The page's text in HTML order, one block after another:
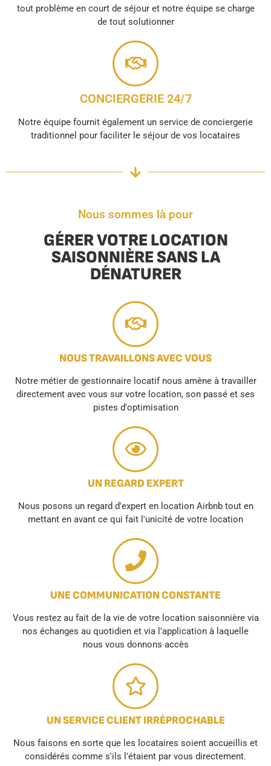
tout problème en court de séjour et notre équipe se charge
de tout solutionner
CONCIERGERIE 24/7
Notre équipe fournit également un service de conciergerie
traditionnel pour faciliter le séjour de vos locataires
Nous sommes là pour
GÉRER VOTRE LOCATION
SAISONNIÈRE SANS LA
DÉNATURER
NOUS TRAVAILLONS AVEC VOUS
Notre métier de gestionnaire locatif nous amène à travailler
directement avec vous sur votre location, son passé et ses
pistes d'optimisation
UN REGARD EXPERT
Nous posons un regard d'expert en location Airbnb tout en
mettant en avant ce qui fait l'unicité de votre location
UNE COMMUNICATION CONSTANTE
Vous restez au fait de la vie de votre location saisonnière via
nos échanges au quotidien et via l'application à laquelle
nous vous donnons accès
UN SERVICE CLIENT IRRÉPROCHABLE
Nous faisons en sorte que les locataires soient accueillis et
considérés comme s'ils l'étaient par vous directement.